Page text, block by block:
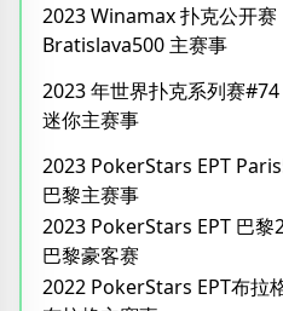
2023 Winamax 扑克公开赛
Bratislava500 主赛事
2023 年世界扑克系列赛
迷你主赛事
2023 PokerStars EPT
巴黎主赛事
2023 PokerStars EPT 巴黎
巴黎豪客赛
2022 PokerStars EPT布拉